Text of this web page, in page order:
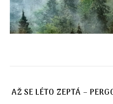
AŽ SE LÉTO ZEPTÁ –